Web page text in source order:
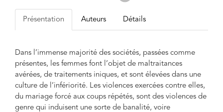
Présentation Auteurs Détails
Dans l’immense majorité des sociétés, passées comme
présentes, les femmes font l’objet de maltraitances
avérées, de traitements iniques, et sont élevées dans une
culture de l’infériorité. Les violences exercées contre elles,
du mariage forcé aux coups répétés, sont des violences de
genre qui induisent une sorte de banalité, voire